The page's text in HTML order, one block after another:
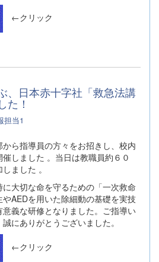
←クリック
、日本赤十字社「救急法講
た！
担当1
ら指導員の方々をお招きし、校内
しました 。当日は教職員約６０
ました 。
大切な命を守るための「一次救命
AEDを用いた除細動の基礎を実技
義な研修となりました。ご指導い
にありがとうございました。
←クリック